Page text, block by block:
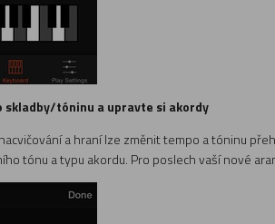
skladby/tóninu a upravte si akordy
a hraní lze změnit tempo a tóninu
tónu a typu akordu. Pro poslech vaší nové